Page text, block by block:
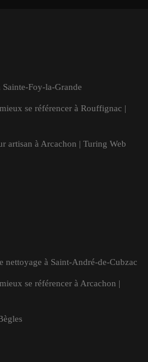
Foy-la-Grande
se référencer à Rouffignac |
artisan à Arcachon | Turing Web
nettoyage à Saint-André-de-Cubzac
se référencer à Arcachon |